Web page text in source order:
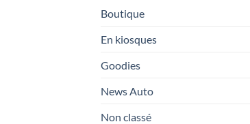
Boutique
En kiosques
Goodies
News Auto
Non classé